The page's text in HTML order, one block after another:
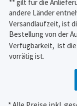
** gilt für die
andere Länder
Versandlaufzeit, ist
Bestellung von der
Verfügbarkeit, ist
vorrätig ist.